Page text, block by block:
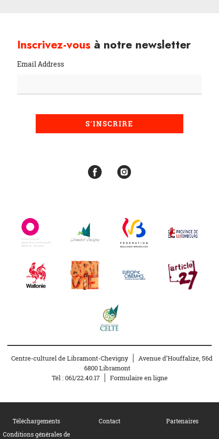
Inscrivez-vous à notre newsletter
Email Address
Centre-culturel de Libramont-Chevigny
Avenue d’Houffalize, 56d
6800 Libramont
Tél :061/22.40.17 Formulaire en ligne
Téléchargements
Conditions générales de
Contact Partenaires